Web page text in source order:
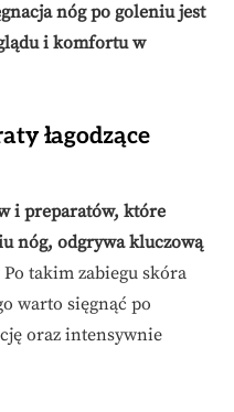
nóg po goleniu jest
i komfortu w
łagodzące
i preparatów, które
nóg, odgrywa kluczową
Po takim zabiegu skóra
warto sięgnąć po
oraz intensywnie